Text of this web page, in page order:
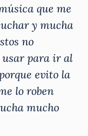
que me
y mucha
no
usar para ir al
evito la
lo roben
mucho